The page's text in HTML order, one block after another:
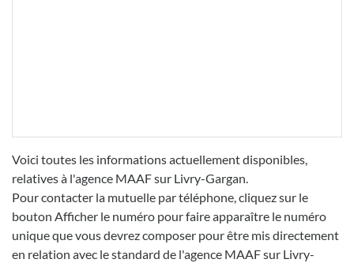
Voici toutes les informations actuellement disponibles,
relatives à l'agence MAAF sur Livry-Gargan.
Pour contacter la mutuelle par téléphone, cliquez sur le
bouton Afficher le numéro pour faire apparaître le numéro
unique que vous devrez composer pour être mis directement
en relation avec le standard de l'agence MAAF sur Livry-